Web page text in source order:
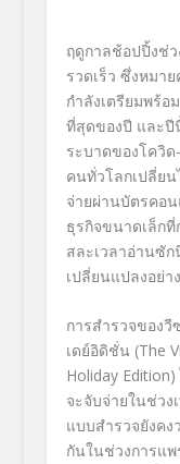
ฤดูกาลช้อปปิ้งช่ว
รวดเร็ว ซึ่งหมา
กำลังเตรียมพร้อ
ที่สุดของปี และปี
ระบาดของโควิด
คนทั่วโลกเปลี่ย
จ่ายผ่านบัตรคอ
ธุรกิจขนาดเล็ก
สละเวลาอ่านซั
เปลี่ยนแปลงอย่า
การสำรวจของวี
เดย์อิดิชั่น (The
Holiday Edition)
จะจับจ่ายในช่วง
แบบสำรวจยังค
กันในช่วงการแ